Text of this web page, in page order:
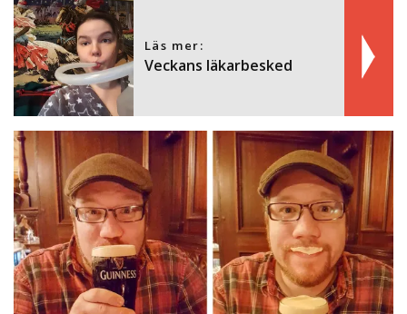
Läs mer:
Veckans läkarbesked